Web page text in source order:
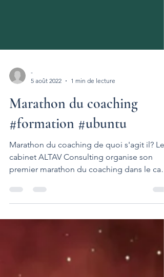
5 août 2022
1 min de lecture
Marathon du coaching
#formation #ubuntu
Marathon du coaching de quoi s'agit il? Le
cabinet ALTAV Consulting organise son
premier marathon du coaching dans le